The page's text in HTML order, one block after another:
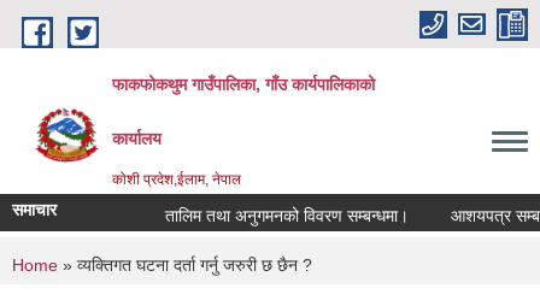
Skip to main content
फाकफोकथुम गाउँपालिका, गाँउ कार्यपालिकाको
कार्यालय
कोशी प्रदेश,ईलाम, नेपाल
समाचार तालिम तथा अनुगमनको विवरण सम्बन्धमा। आशयपत्र
You are here
Home » व्यक्तिगत घटना दर्ता गर्नु जरुरी छ छैन ?